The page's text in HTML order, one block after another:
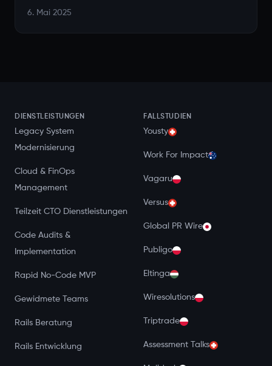
6. Mai 2025
DIENSTLEISTUNGEN
Legacy System
Modernisierung
Cloud & FinOps
Management
Teilzeit CTO Dienstleistungen
Code Audits &
Implementation
Rapid No-Code MVP
Gewidmete Teams
Rails Beratung
Rails Entwicklung
FALLSTUDIEN
Yousty
Work For Impact
Vagaru
Versus
Global PR Wire
Publigo
Eltinga
Wiresolutions
Triptrade
Assessment Talks